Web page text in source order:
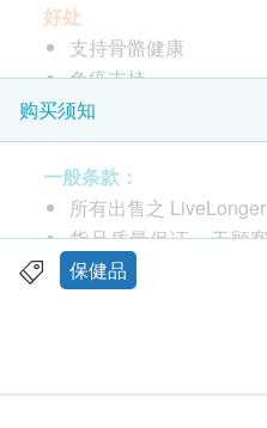
好处
支持骨骼健康
免疫支持
方便口腔喷雾
宜人的薄荷味
吸收快
无糖
使用指南
成人：每天喷 1 次，
(26.6%) 和 800 IU /20
购买须知
一般条款：
所有出售之
货品质量保证，于顾
品当日起计，食用期应
保健品